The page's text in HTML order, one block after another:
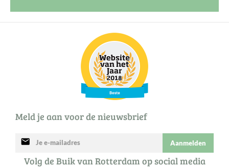
Meld je aan voor de nieuwsbrief
mail Aanmelden
Volg de Buik van Rotterdam op social media